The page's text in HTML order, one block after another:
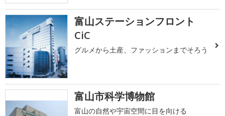
富山ステーションフロント
CiC
グルメから土産、ファッションまでそろう
富山市科学博物館
富山の自然や宇宙空間に目を向ける